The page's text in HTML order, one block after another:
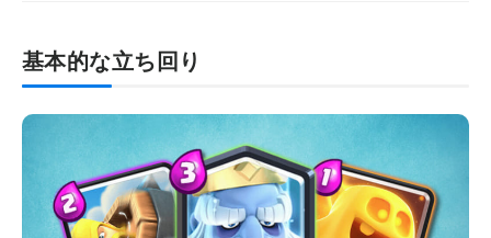
基本的な立ち回り